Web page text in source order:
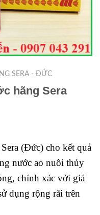
SERA - ĐỨC
hãng Sera
(Đức) cho kết quả
nước ao nuôi thủy
chính xác với giá
dụng rộng rãi trên